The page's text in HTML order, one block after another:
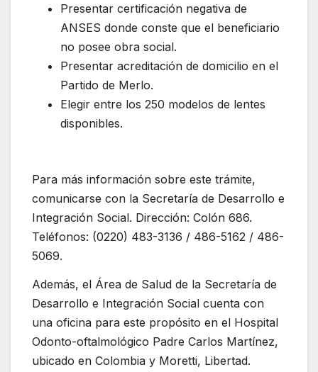
Presentar certificación negativa de
ANSES donde conste que el beneficiario
no posee obra social.
Presentar acreditación de domicilio en el
Partido de Merlo.
Elegir entre los 250 modelos de lentes
disponibles.
Para más información sobre este trámite,
comunicarse con la Secretaría de Desarrollo e
Integración Social. Dirección: Colón 686.
Teléfonos: (0220) 483-3136 / 486-5162 / 486-
5069.
Además, el Área de Salud de la Secretaría de
Desarrollo e Integración Social cuenta con
una oficina para este propósito en el Hospital
Odonto-oftalmológico Padre Carlos Martínez,
ubicado en Colombia y Moretti, Libertad.